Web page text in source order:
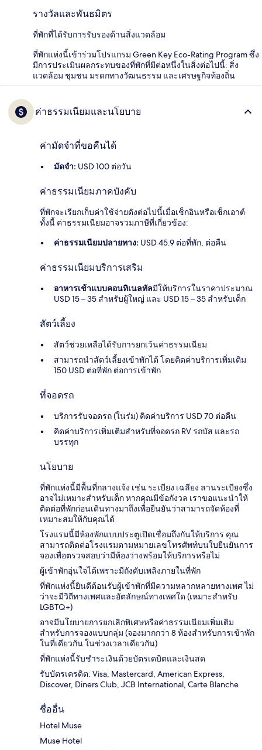
รางวัลและพันธมิตร
ที่พักที่ได้รับการรับรองด้านสิ่งแวดล้อม
ที่พักแห่งนี้เข้าร่วมโปรแกรม Green Key Eco-Rating Program ซึ่ง
มีการประเมินผลกระทบของที่พักที่มีต่อหนึ่งในสิ่งต่อไปนี้: สิ่ง
แวดล้อม ชุมชน มรดกทางวัฒนธรรม และเศรษฐกิจท้องถิ่น
ค่าธรรมเนียมและนโยบาย
ค่ามัดจำที่ขอคืนได้
มัดจำ: USD 100 ต่อวัน
ค่าธรรมเนียมภาคบังคับ
ที่พักจะเรียกเก็บค่าใช้จ่ายดังต่อไปนี้เมื่อเช็กอินหรือเช็กเอาต์
ทั้งนี้ ค่าธรรมเนียมอาจรวมภาษีที่เกี่ยวข้อง:
ค่าธรรมเนียมปลายทาง: USD 45.9 ต่อที่พัก, ต่อคืน
ค่าธรรมเนียมบริการเสริม
อาหารเช้าแบบคอนทิเนลทัลมีให้บริการในราคาประมาณ
USD 15 – 35 สำหรับผู้ใหญ่ และ USD 15 – 35 สำหรับเด็ก
สัตว์เลี้ยง
สัตว์ช่วยเหลือได้รับการยกเว้นค่าธรรมเนียม
สามารถนำสัตว์เลี้ยงเข้าพักได้ โดยคิดค่าบริการเพิ่มเติม
150 USD ต่อที่พัก ต่อการเข้าพัก
ที่จอดรถ
บริการรับจอดรถ (ในร่ม) คิดค่าบริการ USD 70 ต่อคืน
คิดค่าบริการเพิ่มเติมสำหรับที่จอดรถ RV รถบัส และรถ
บรรทุก
นโยบาย
ที่พักแห่งนี้มีพื้นที่กลางแจ้ง เช่น ระเบียง เฉลียง ลานระเบียงซึ่ง
อาจไม่เหมาะสำหรับเด็ก หากคุณมีข้อกังวล เราขอแนะนำให้
ติดต่อที่พักก่อนเดินทางมาถึงเพื่อยืนยันว่าสามารถจัดห้องที่
เหมาะสมให้กับคุณได้
โรงแรมนี้มีห้องพักแบบประตูเปิดเชื่อมถึงกันให้บริการ คุณ
สามารถติดต่อโรงแรมตามหมายเลขโทรศัพท์บนใบยืนยันการ
จองเพื่อตรวจสอบว่ามีห้องว่างพร้อมให้บริการหรือไม่
ผู้เข้าพักอุ่นใจได้เพราะมีถังดับเพลิงภายในที่พัก
ที่พักแห่งนี้ยินดีต้อนรับผู้เข้าพักที่มีความหลากหลายทางเพศ ไม่
ว่าจะมีวิถีทางเพศและอัตลักษณ์ทางเพศใด (เหมาะสำหรับ
LGBTQ+)
อาจมีนโยบายการยกเลิกพิเศษหรือค่าธรรมเนียมเพิ่มเติม
สำหรับการจองแบบกลุ่ม (จองมากกว่า 8 ห้องสำหรับการเข้าพัก
ในที่เดียวกัน ในช่วงเวลาเดียวกัน)
ที่พักแห่งนี้รับชำระเงินด้วยบัตรเดบิตและเงินสด
รับบัตรเครดิต: Visa, Mastercard, American Express,
Discover, Diners Club, JCB International, Carte Blanche
ชื่ออื่น
Hotel Muse
Muse Hotel